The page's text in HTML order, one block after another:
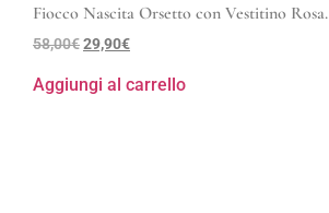
Fiocco Nascita Orsetto con Vestitino Rosa.
58,00€29,90€
Aggiungi al carrello